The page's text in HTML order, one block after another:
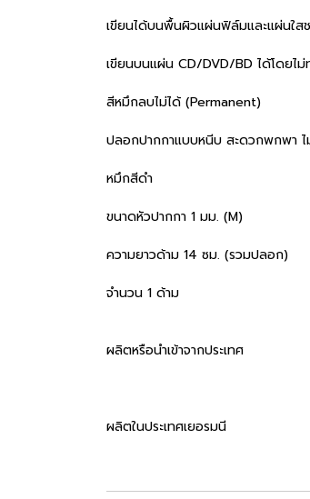
เขียนได้บนพื้นผิวแผ่นฟิล์มและแผ่นใส
เขียนบนแผ่น CD/DVD/BD ได้โดยไม่
สีหมึกลบไม่ได้ (Permanent)
ปลอกปากกาแบบหนีบ สะดวกพกพา ไ
หมึกสีดำ
ขนาดหัวปากกา 1 มม. (M)
ความยาวด้าม 14 ซม. (รวมปลอก)
จำนวน 1 ด้าม
ผลิตหรือนำเข้าจากประเทศ
ผลิตในประเทศเยอรมนี